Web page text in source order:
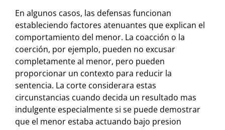
En algunos casos, las defensas funcionan
estableciendo factores atenuantes que explican el
comportamiento del menor. La coacción o la
coerción, por ejemplo, pueden no excusar
completamente al menor, pero pueden
proporcionar un contexto para reducir la
sentencia. La corte considerara estas
circunstancias cuando decida un resultado mas
indulgente especialmente si se puede demostrar
que el menor estaba actuando bajo presion